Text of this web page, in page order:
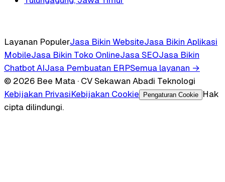
Layanan PopulerJasa Bikin WebsiteJasa Bikin Aplikasi
MobileJasa Bikin Toko OnlineJasa SEOJasa Bikin
Chatbot AIJasa Pembuatan ERPSemua layanan →
© 2026 Bee Mata · CV Sekawan Abadi Teknologi
Kebijakan PrivasiKebijakan Cookie Pengaturan Cookie
Hak
cipta dilindungi.